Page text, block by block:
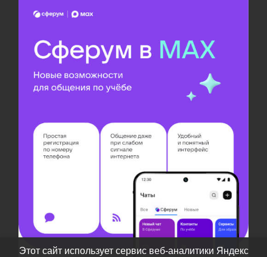
Этот сайт использует сервис веб-аналитики Яндекс